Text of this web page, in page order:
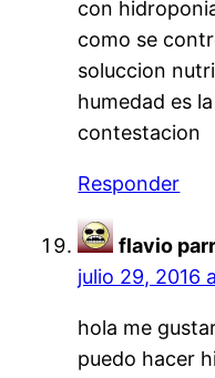
con
como se
soluccion
humedad es
contestacion
Responder
flavio
julio 29, 2016
hola me
puedo hacer